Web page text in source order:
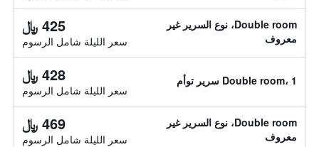
Double room، نوع السرير غير
معروف
425 ﷼
سعر الليلة شامل الرسوم
Double room، 1 سرير توأم 428 ﷼
سعر الليلة شامل الرسوم
Double room، نوع السرير غير
معروف
469 ﷼
سعر الليلة شامل الرسوم